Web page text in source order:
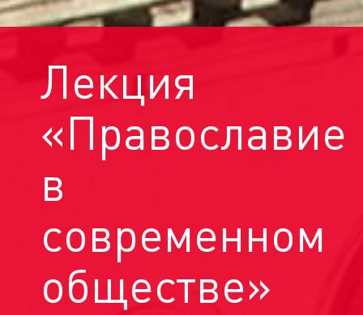
Лекция
«Православие
в
современном
обществе»